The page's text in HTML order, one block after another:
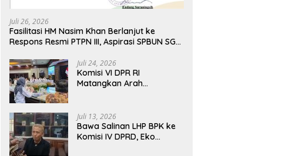
Komisi IV DPRD, Eko Febriyanto
Wajib Berbasis Data Resmi
Negara
Dorong Pembukaan Tol
Pemerintah Pusat
Juli 26, 2026
Fasilitasi HM Nasim Khan Berlanjut ke
Respons Resmi PTPN III, Aspirasi SPBUN SGN
Direksi
Juli 24, 2026
Komisi VI DPR RI
Matangkan Arah
Tekankan Sinergi Nasional
Juli 13, 2026
Bawa Salinan LHP BPK ke
Komisi IV DPRD, Eko